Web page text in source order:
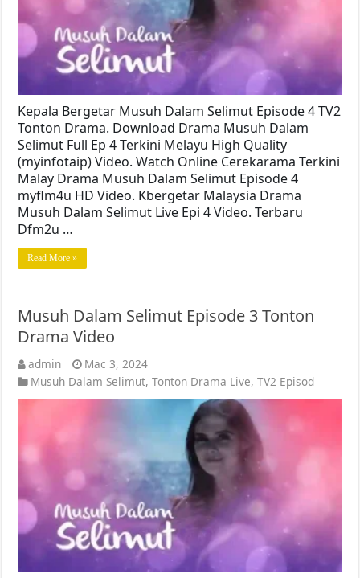
Kepala Bergetar Musuh Dalam Selimut Episode 4 TV2
Tonton Drama. Download Drama Musuh Dalam
Selimut Full Ep 4 Terkini Melayu High Quality
(myinfotaip) Video. Watch Online Cerekarama Terkini
Malay Drama Musuh Dalam Selimut Episode 4
myflm4u HD Video. Kbergetar Malaysia Drama
Musuh Dalam Selimut Live Epi 4 Video. Terbaru
Dfm2u …
Read More »
Musuh Dalam Selimut Episode 3 Tonton
Drama Video
admin
Mac 3, 2024
Musuh Dalam Selimut,Tonton Drama Live,TV2 Episod